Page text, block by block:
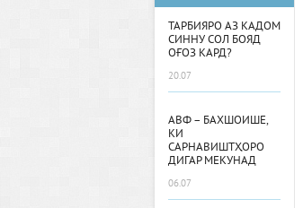
ТАРБИЯРО АЗ КАДОМ
СИННУ СОЛ БОЯД
ОҒОЗ КАРД?
20.07
АВФ – БАХШОИШЕ,
КИ
САРНАВИШТҲОРО
ДИГАР МЕКУНАД
06.07